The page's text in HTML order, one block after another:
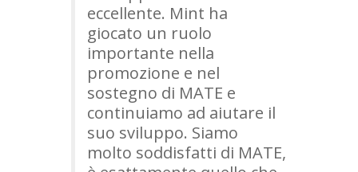
eccellente. Mint ha
giocato un ruolo
importante nella
promozione e nel
sostegno di MATE e
continuiamo ad aiutare il
suo sviluppo. Siamo
molto soddisfatti di MATE,